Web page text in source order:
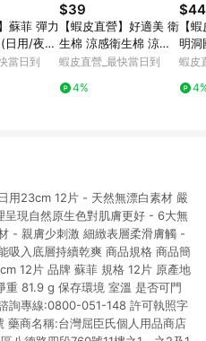
蘇菲 彈力
日用/夜
衛生棉
當日到
$39
【蝦皮直營】好適美 衛
生棉 涼感衛生棉 涼感
護墊 日用 量少型護墊
衛生巾 安睡褲 褲型 透
蝦皮直營_最快當日到
4%
$44
【
明洞
生棉
夜
蝦皮
用23cm 12片 - 天然無漂白素材 嚴
呈現自然原生色對肌膚更好 - 6大無
- 親膚少刺激 細緻表層柔滑膚觸 -
吸入底層持續乾爽 商品規格 商品簡
12片 品牌 蘇菲 規格 12片 原產地
81.9 g 保存環境 室溫 是否可門
詢專線:0800-051-148 許可執照字
藥商名稱:台灣屈臣氏個人用品商店